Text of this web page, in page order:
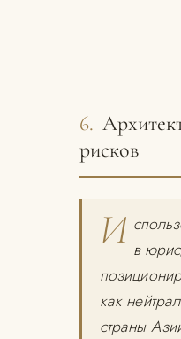
6.
рисков
И в
как
страны